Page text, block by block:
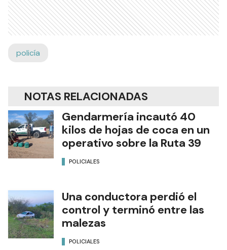
policía
NOTAS RELACIONADAS
Gendarmería incautó 40
kilos de hojas de coca en un
operativo sobre la Ruta 39
POLICIALES
Una conductora perdió el
control y terminó entre las
malezas
POLICIALES